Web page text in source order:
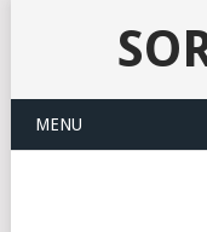
MENU